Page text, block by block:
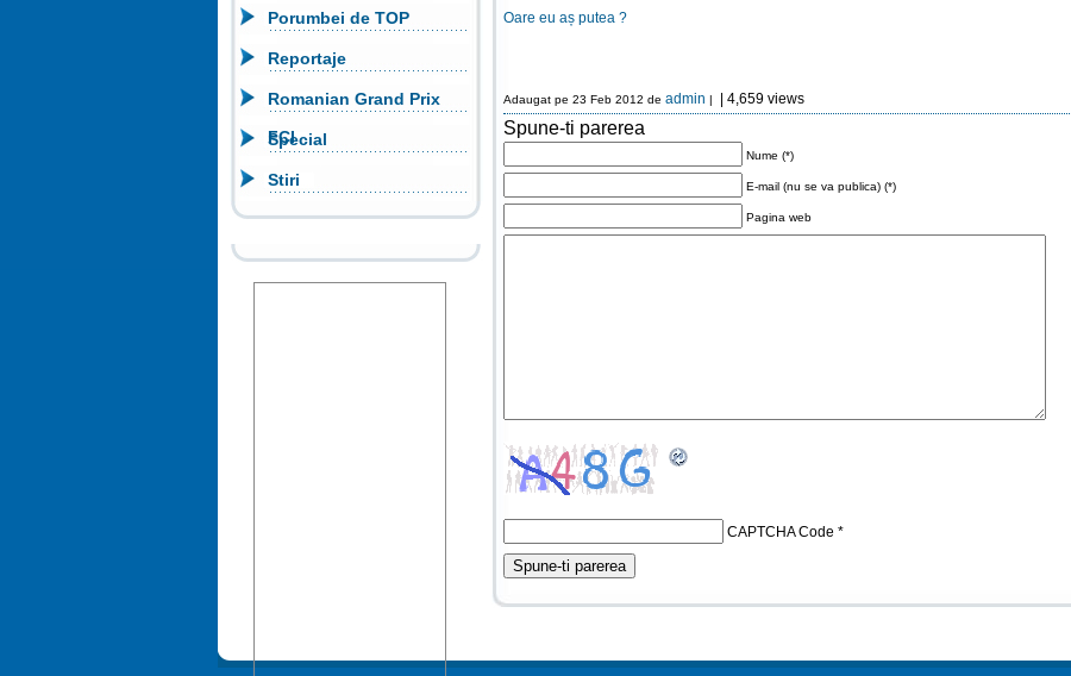
Porumbei de TOP
Reportaje
Romanian Grand Prix
FCI
Special
Stiri
Oare eu aș putea ?
Adaugat pe 23 Feb 2012 de admin | | 4,659 views
Spune-ti parerea
Nume (*)
E-mail (nu se va publica) (*)
Pagina web
CAPTCHA Code *